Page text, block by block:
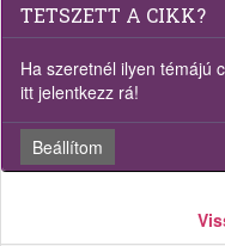
TETSZETT A CIKK?
Ha szeretnél ilyen témájú
itt jelentkezz rá!
Beállítom